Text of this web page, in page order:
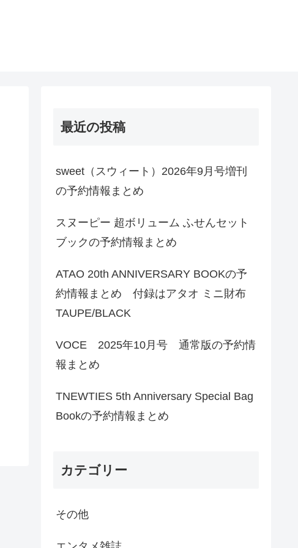
最近の投稿
sweet（スウィート）2026年9月号増刊
の予約情報まとめ
スヌーピー 超ボリューム ふせんセット
ブックの予約情報まとめ
ATAO 20th ANNIVERSARY BOOKの予
約情報まとめ 付録はアタオ ミニ財布
TAUPE/BLACK
VOCE 2025年10月号 通常版の予約情
報まとめ
TNEWTIES 5th Anniversary Special Bag
Bookの予約情報まとめ
カテゴリー
その他